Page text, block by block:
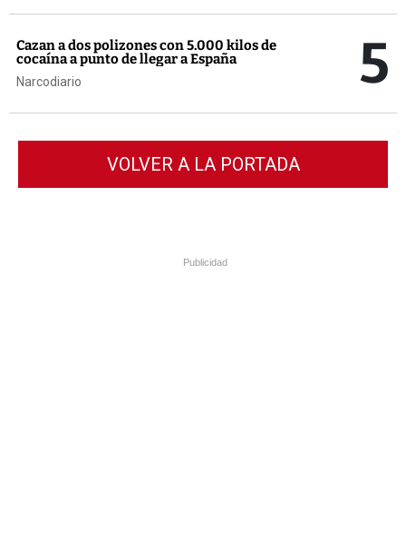
Cazan a dos polizones con 5.000 kilos de
cocaína a punto de llegar a España
Narcodiario 5
VOLVER A LA PORTADA
Publicidad